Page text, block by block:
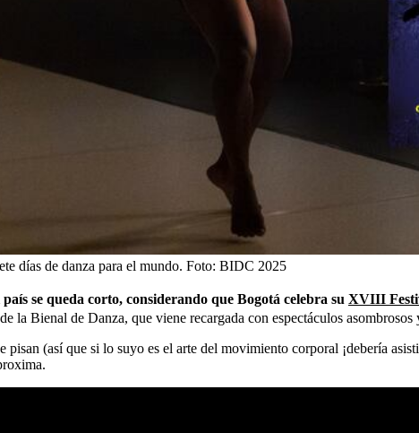
días de danza para el mundo. Foto: BIDC 2025
se queda corto, considerando que Bogotá celebra su XVIII
la Bienal de Danza, que viene recargada con espectáculos
pisan (así que si lo suyo es el arte del movimiento corporal ¡debería